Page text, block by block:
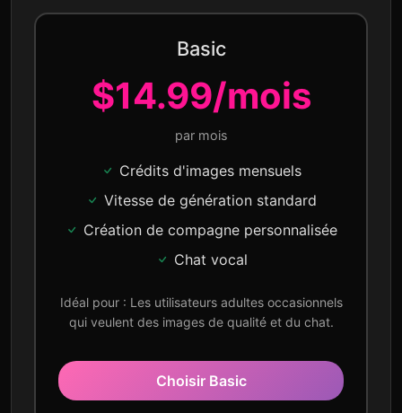
Basic
$14.99/mois
par mois
Crédits d'images mensuels
Vitesse de génération standard
Création de compagne personnalisée
Chat vocal
Idéal pour : Les utilisateurs adultes occasionnels
qui veulent des images de qualité et du chat.
Choisir Basic